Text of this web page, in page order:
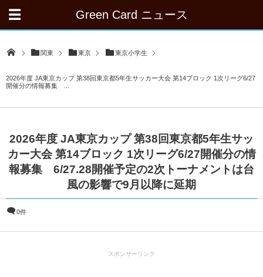
Green Card ニュース
関東 東京 東京小学生
2026年度 JA東京カップ 第38回東京都5年生サッカー大会 第14ブロック 1次リーグ6/27
開催分の情報募集 ...
2026年度 JA東京カップ 第38回東京都5年生サッ
カー大会 第14ブロック 1次リーグ6/27開催分の情
報募集 6/27.28開催予定の2次トーナメントは台
風の影響で9月以降に延期
0件
スポンサーリンク